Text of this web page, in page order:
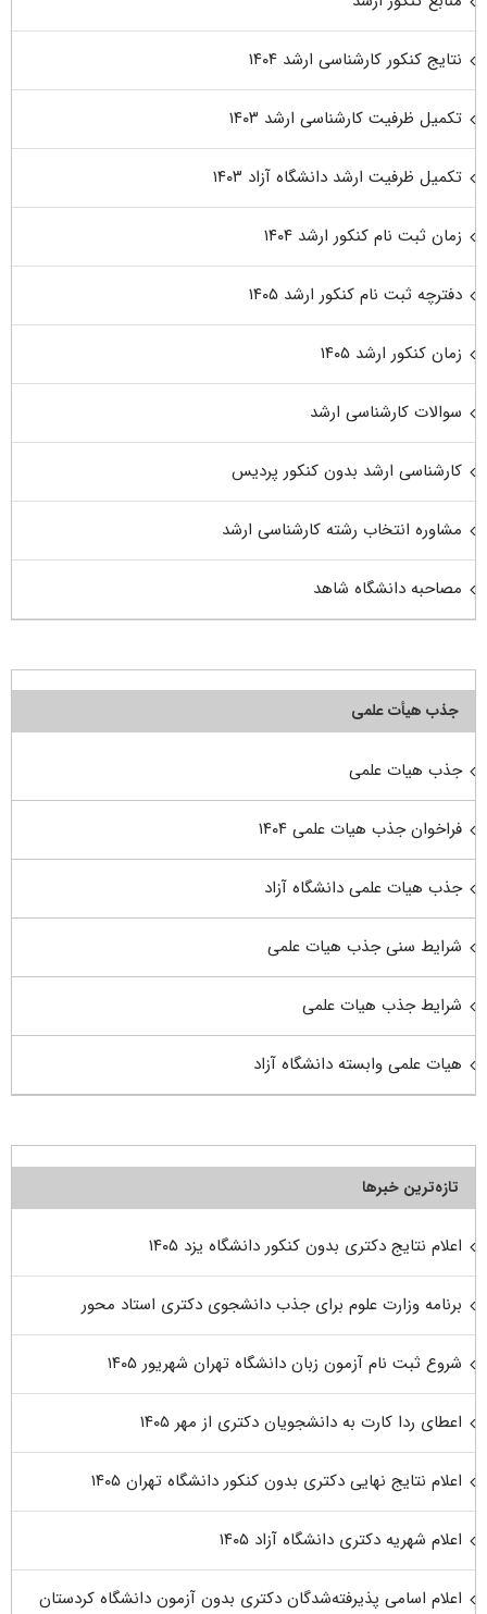
نتایج کنکور کارشناسی ارشد ۱۴۰۴
تکمیل ظرفیت کارشناسی ارشد ۱۴۰۳
تکمیل ظرفیت ارشد دانشگاه آزاد ۱۴۰۳
زمان ثبت نام کنکور ارشد ۱۴۰۴
دفترچه ثبت نام کنکور ارشد ۱۴۰۵
زمان کنکور ارشد ۱۴۰۵
سوالات کارشناسی ارشد
کارشناسی ارشد بدون کنکور پردیس
مشاوره انتخاب رشته کارشناسی ارشد
مصاحبه دانشگاه شاهد
جذب هیأت علمی
جذب هیات علمی
فراخوان جذب هیات علمی ۱۴۰۴
جذب هیات علمی دانشگاه آزاد
شرایط سنی جذب هیات علمی
شرایط جذب هیات علمی
هیات علمی وابسته دانشگاه آزاد
تازه‌ترین خبرها
اعلام نتایج دکتری بدون کنکور دانشگاه یزد ۱۴۰۵
برنامه وزارت علوم برای جذب دانشجوی دکتری استاد محور
شروع ثبت نام آزمون زبان دانشگاه تهران شهریور ۱۴۰۵
اعطای ردا کارت به دانشجویان دکتری از مهر ۱۴۰۵
اعلام نتایج نهایی دکتری بدون کنکور دانشگاه تهران ۱۴۰۵
اعلام شهریه دکتری دانشگاه آزاد ۱۴۰۵
اعلام اسامی پذیرفته‌شدگان دکتری بدون آزمون دانشگاه کردستان